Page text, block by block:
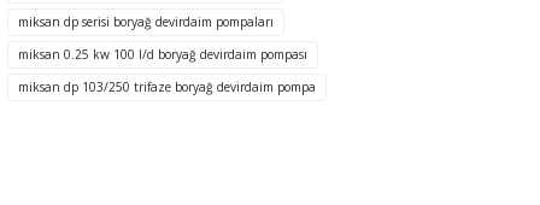
Bu ürüne benzer farklı alternatifler olmalı.
miksan dp serisi boryağ devirdaim pompaları
miksan 0.25 kw 100 l/d boryağ devirdaim pompası
miksan dp 103/250 trifaze boryağ devirdaim pompa